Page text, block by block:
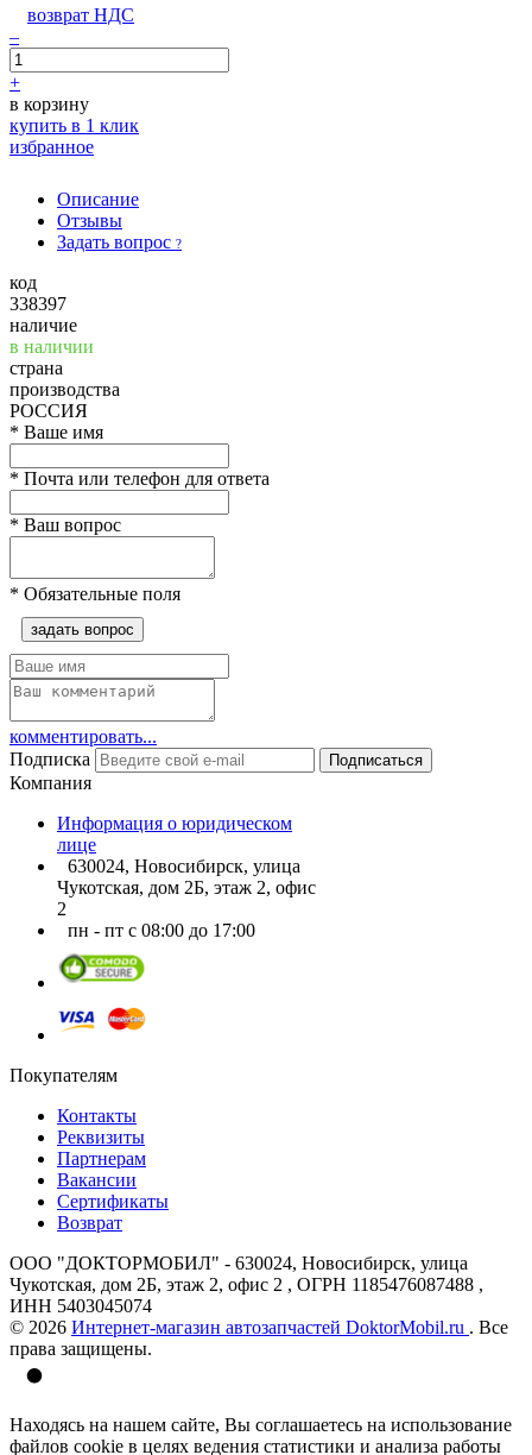
возврат НДС
–
+
в корзину
купить в 1 клик
избранное
Описание
Отзывы
Задать вопрос ?
код
338397
наличие
в наличии
страна
производства
РОССИЯ
* Ваше имя
* Почта или телефон для ответа
* Ваш вопрос
* Обязательные поля
задать вопрос
комментировать...
Подписка
Подписаться
Компания
Информация о юридическом
лице
630024, Новосибирск, улица
Чукотская, дом 2Б, этаж 2, офис
2
пн - пт с 08:00 до 17:00
Покупателям
Контакты
Реквизиты
Партнерам
Вакансии
Сертификаты
Возврат
ООО "ДОКТОРМОБИЛ" - 630024, Новосибирск, улица
Чукотская, дом 2Б, этаж 2, офис 2 , ОГРН 1185476087488 ,
ИНН 5403045074
© 2026 Интернет-магазин автозапчастей DoktorMobil.ru . Все
права защищены.
Находясь на нашем сайте, Вы соглашаетесь на использование
файлов cookie в целях ведения статистики и анализа работы